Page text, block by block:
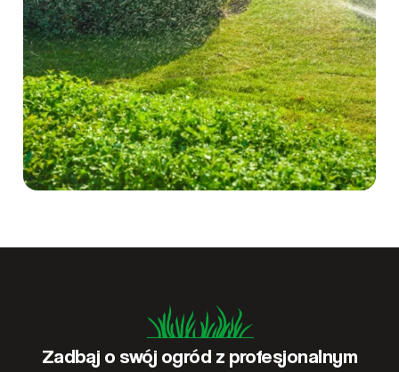
Zadbaj o swój ogród z profesjonalnym